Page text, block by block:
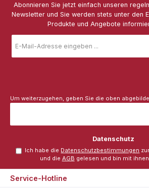
Abonnieren Sie jetzt einfach unseren
Newsletter und Sie werden stets unter den
Produkte und Angebote
Mail-
Adresse
Um weiterzugehen, geben Sie die oben
Datenschutz
Ich habe die Datenschutzbestimmungen
und die AGB gelesen und bin mit
Service-Hotline